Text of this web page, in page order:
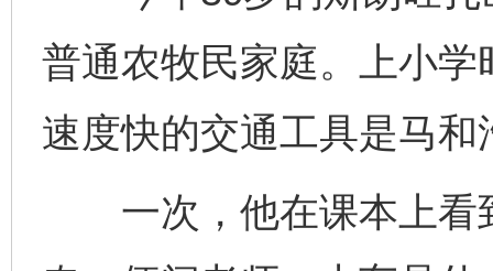
普通农牧民家庭。上小
速度快的交通工具是马和
一次，他在课本上看